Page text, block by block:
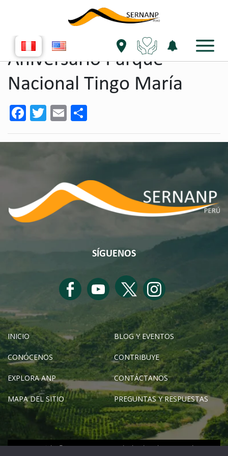
single evento
Aniversario Parque
Nacional Tingo María
Facebook
TwitterEmail
SÍGUENOS
INICIO BLOG Y EVENTOS
CONÓCENOS CONTRIBUYE
EXPLORA ANP CONTÁCTANOS
MAPA DEL SITIO PREGUNTAS Y RESPUESTAS